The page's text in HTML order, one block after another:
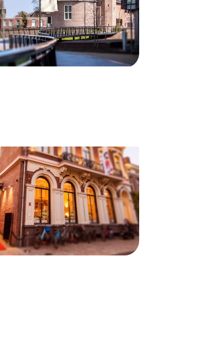
bekijk case
bekijk case